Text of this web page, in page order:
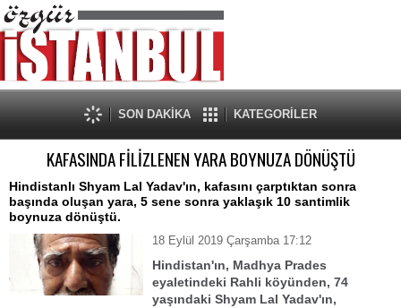
SON DAKİKA KATEGORİLER
KAFASINDA FİLİZLENEN YARA BOYNUZA DÖNÜŞTÜ
Hindistanlı Shyam Lal Yadav'ın, kafasını çarptıktan sonra
başında oluşan yara, 5 sene sonra yaklaşık 10 santimlik
boynuza dönüştü.
18 Eylül 2019 Çarşamba 17:12
Hindistan'ın, Madhya Prades
eyaletindeki Rahli köyünden, 74
yaşındaki Shyam Lal Yadav'ın,